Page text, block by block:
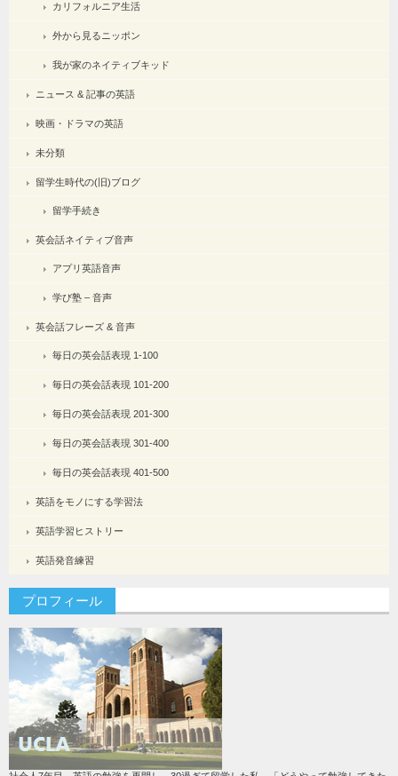
カリフォルニア生活
外から見るニッポン
我が家のネイティブキッド
ニュース & 記事の英語
映画・ドラマの英語
未分類
留学生時代の(旧)ブログ
留学手続き
英会話ネイティブ音声
アプリ英語音声
学び塾 – 音声
英会話フレーズ & 音声
毎日の英会話表現 1-100
毎日の英会話表現 101-200
毎日の英会話表現 201-300
毎日の英会話表現 301-400
毎日の英会話表現 401-500
英語をモノにする学習法
英語学習ヒストリー
英語発音練習
プロフィール